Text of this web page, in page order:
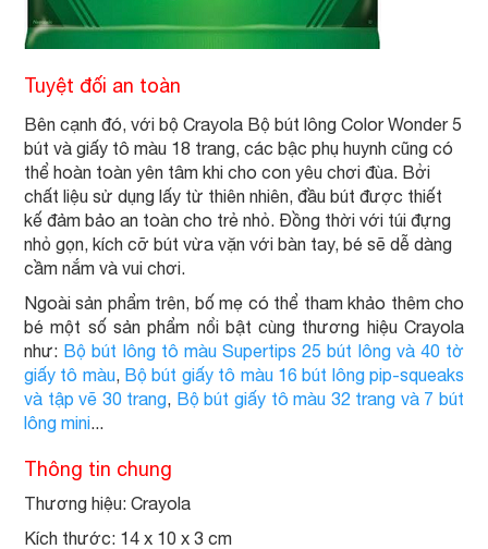
Tuyệt đối an toàn
Bên cạnh đó, với bộ Crayola Bộ bút lông Color Wonder 5
bút và giấy tô màu 18 trang, các bậc phụ huynh cũng có
thể hoàn toàn yên tâm khi cho con yêu chơi đùa. Bởi
chất liệu sử dụng lấy từ thiên nhiên, đầu bút được thiết
kế đảm bảo an toàn cho trẻ nhỏ. Đồng thời với túi đựng
nhỏ gọn, kích cỡ bút vừa vặn với bàn tay, bé sẽ dễ dàng
cầm nắm và vui chơi.
Ngoài sản phẩm trên, bố mẹ có thể tham khảo thêm cho
bé một số sản phẩm nổi bật cùng thương hiệu Crayola
như: Bộ bút lông tô màu Supertips 25 bút lông và 40 tờ
giấy tô màu, Bộ bút giấy tô màu 16 bút lông pip-squeaks
và tập vẽ 30 trang, Bộ bút giấy tô màu 32 trang và 7 bút
lông mini...
Thông tin chung
Thương hiệu: Crayola
Kích thước: 14 x 10 x 3 cm